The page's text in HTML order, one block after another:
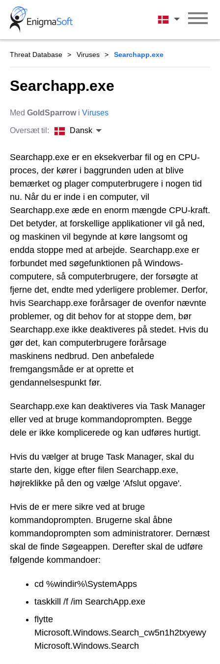
Skip
content
Dansk
Threat Database Viruses Searchapp.exe
Searchapp.exe
Med GoldSparrowi Viruses
Oversæt til: Dansk
Searchapp.exe er en eksekverbar fil og en CPU-
proces, der kører i baggrunden uden at blive
bemærket og plager computerbrugere i nogen tid
nu. Når du er inde i en computer, vil
Searchapp.exe æde en enorm mængde CPU-kraft.
Det betyder, at forskellige applikationer vil gå ned,
og maskinen vil begynde at køre langsomt og
endda stoppe med at arbejde. Searchapp.exe er
forbundet med søgefunktionen på Windows-
computere, så computerbrugere, der forsøgte at
fjerne det, endte med yderligere problemer. Derfor,
hvis Searchapp.exe forårsager de ovenfor nævnte
problemer, og dit behov for at stoppe dem, bør
Searchapp.exe ikke deaktiveres på stedet. Hvis du
gør det, kan computerbrugere forårsage
maskinens nedbrud. Den anbefalede
fremgangsmåde er at oprette et
gendannelsespunkt før.
Searchapp.exe kan deaktiveres via Task Manager
eller ved at bruge kommandoprompten. Begge
dele er ikke komplicerede og kan udføres hurtigt.
Hvis du vælger at bruge Task Manager, skal du
starte den, kigge efter filen Searchapp.exe,
højreklikke på den og vælge 'Afslut opgave'.
Hvis de er mere sikre ved at bruge
kommandoprompten. Brugerne skal åbne
kommandoprompten som administratorer. Dernæst
skal de finde Søgeappen. Derefter skal de udføre
følgende kommandoer:
cd %windir%\SystemApps
taskkill /f /im SearchApp.exe
flytte
Microsoft.Windows.Search_cw5n1h2txyewy
Microsoft.Windows.Search